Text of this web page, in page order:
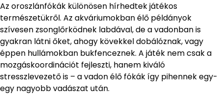
Az oroszlánfókák különösen hírhedtek játékos
természetükről. Az akváriumokban élő példányok
szívesen zsonglőrködnek labdával, de a vadonban is
gyakran látni őket, ahogy kövekkel dobálóznak, vagy
éppen hullámokban bukfenceznek. A játék nem csak a
mozgáskoordinációt fejleszti, hanem kiváló
stresszlevezető is – a vadon élő fókák így pihennek egy-
egy nagyobb vadászat után.